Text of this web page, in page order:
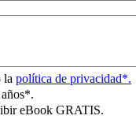
la política de privacidad*.
eBook GRATIS.